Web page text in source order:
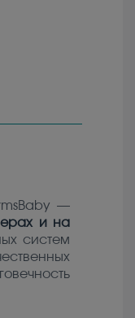
—
и на
систем